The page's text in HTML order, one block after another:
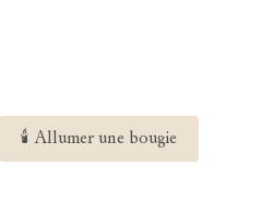
🕯 Allumer une bougie